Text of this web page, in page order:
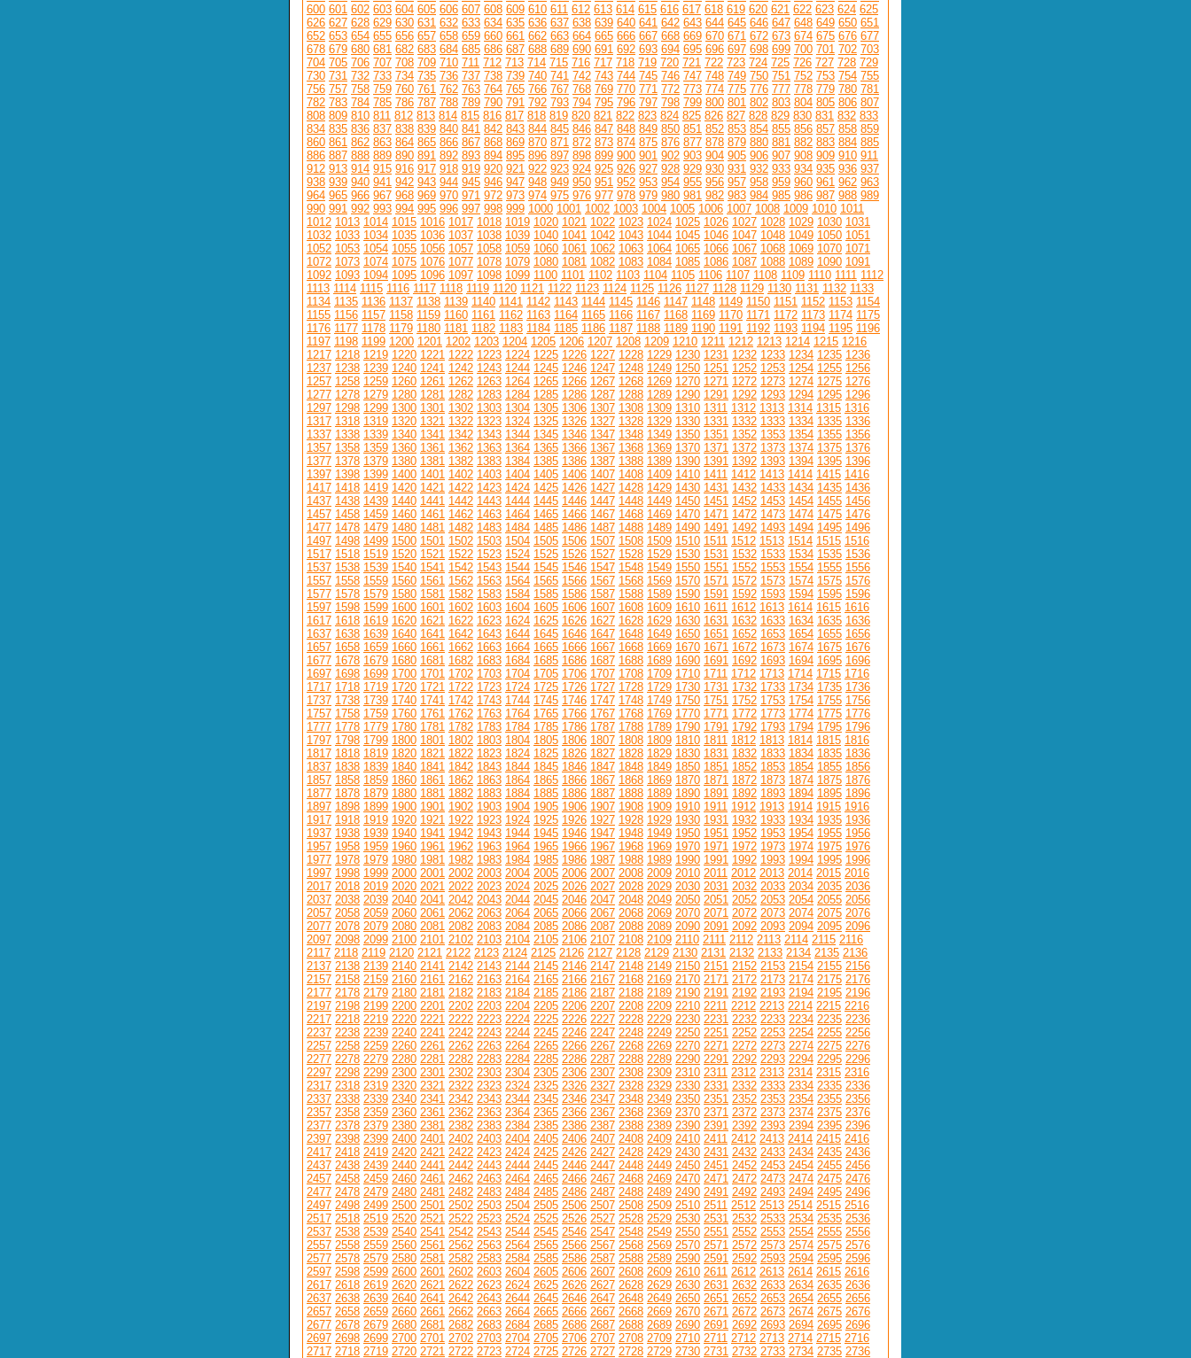
600 601 602 603 604 605 606 607 608 609 610 611 612 613 614 615 616 617 618 619 620 621 622 623 624 625
626 627 628 629 630 631 632 633 634 635 636 637 638 639 640 641 642 643 644 645 646 647 648 649 650 651
652 653 654 655 656 657 658 659 660 661 662 663 664 665 666 667 668 669 670 671 672 673 674 675 676 677
678 679 680 681 682 683 684 685 686 687 688 689 690 691 692 693 694 695 696 697 698 699 700 701 702 703
704 705 706 707 708 709 710 711 712 713 714 715 716 717 718 719 720 721 722 723 724 725 726 727 728 729
730 731 732 733 734 735 736 737 738 739 740 741 742 743 744 745 746 747 748 749 750 751 752 753 754 755
756 757 758 759 760 761 762 763 764 765 766 767 768 769 770 771 772 773 774 775 776 777 778 779 780 781
782 783 784 785 786 787 788 789 790 791 792 793 794 795 796 797 798 799 800 801 802 803 804 805 806 807
808 809 810 811 812 813 814 815 816 817 818 819 820 821 822 823 824 825 826 827 828 829 830 831 832 833
834 835 836 837 838 839 840 841 842 843 844 845 846 847 848 849 850 851 852 853 854 855 856 857 858 859
860 861 862 863 864 865 866 867 868 869 870 871 872 873 874 875 876 877 878 879 880 881 882 883 884 885
886 887 888 889 890 891 892 893 894 895 896 897 898 899 900 901 902 903 904 905 906 907 908 909 910 911
912 913 914 915 916 917 918 919 920 921 922 923 924 925 926 927 928 929 930 931 932 933 934 935 936 937
938 939 940 941 942 943 944 945 946 947 948 949 950 951 952 953 954 955 956 957 958 959 960 961 962 963
964 965 966 967 968 969 970 971 972 973 974 975 976 977 978 979 980 981 982 983 984 985 986 987 988 989
990 991 992 993 994 995 996 997 998 999 1000 1001 1002 1003 1004 1005 1006 1007 1008 1009 1010 1011
1012 1013 1014 1015 1016 1017 1018 1019 1020 1021 1022 1023 1024 1025 1026 1027 1028 1029 1030 1031
1032 1033 1034 1035 1036 1037 1038 1039 1040 1041 1042 1043 1044 1045 1046 1047 1048 1049 1050 1051
1052 1053 1054 1055 1056 1057 1058 1059 1060 1061 1062 1063 1064 1065 1066 1067 1068 1069 1070 1071
1072 1073 1074 1075 1076 1077 1078 1079 1080 1081 1082 1083 1084 1085 1086 1087 1088 1089 1090 1091
1092 1093 1094 1095 1096 1097 1098 1099 1100 1101 1102 1103 1104 1105 1106 1107 1108 1109 1110 1111 1112
1113 1114 1115 1116 1117 1118 1119 1120 1121 1122 1123 1124 1125 1126 1127 1128 1129 1130 1131 1132 1133
1134 1135 1136 1137 1138 1139 1140 1141 1142 1143 1144 1145 1146 1147 1148 1149 1150 1151 1152 1153 1154
1155 1156 1157 1158 1159 1160 1161 1162 1163 1164 1165 1166 1167 1168 1169 1170 1171 1172 1173 1174 1175
1176 1177 1178 1179 1180 1181 1182 1183 1184 1185 1186 1187 1188 1189 1190 1191 1192 1193 1194 1195 1196
1197 1198 1199 1200 1201 1202 1203 1204 1205 1206 1207 1208 1209 1210 1211 1212 1213 1214 1215 1216
1217 1218 1219 1220 1221 1222 1223 1224 1225 1226 1227 1228 1229 1230 1231 1232 1233 1234 1235 1236
1237 1238 1239 1240 1241 1242 1243 1244 1245 1246 1247 1248 1249 1250 1251 1252 1253 1254 1255 1256
1257 1258 1259 1260 1261 1262 1263 1264 1265 1266 1267 1268 1269 1270 1271 1272 1273 1274 1275 1276
1277 1278 1279 1280 1281 1282 1283 1284 1285 1286 1287 1288 1289 1290 1291 1292 1293 1294 1295 1296
1297 1298 1299 1300 1301 1302 1303 1304 1305 1306 1307 1308 1309 1310 1311 1312 1313 1314 1315 1316
1317 1318 1319 1320 1321 1322 1323 1324 1325 1326 1327 1328 1329 1330 1331 1332 1333 1334 1335 1336
1337 1338 1339 1340 1341 1342 1343 1344 1345 1346 1347 1348 1349 1350 1351 1352 1353 1354 1355 1356
1357 1358 1359 1360 1361 1362 1363 1364 1365 1366 1367 1368 1369 1370 1371 1372 1373 1374 1375 1376
1377 1378 1379 1380 1381 1382 1383 1384 1385 1386 1387 1388 1389 1390 1391 1392 1393 1394 1395 1396
1397 1398 1399 1400 1401 1402 1403 1404 1405 1406 1407 1408 1409 1410 1411 1412 1413 1414 1415 1416
1417 1418 1419 1420 1421 1422 1423 1424 1425 1426 1427 1428 1429 1430 1431 1432 1433 1434 1435 1436
1437 1438 1439 1440 1441 1442 1443 1444 1445 1446 1447 1448 1449 1450 1451 1452 1453 1454 1455 1456
1457 1458 1459 1460 1461 1462 1463 1464 1465 1466 1467 1468 1469 1470 1471 1472 1473 1474 1475 1476
1477 1478 1479 1480 1481 1482 1483 1484 1485 1486 1487 1488 1489 1490 1491 1492 1493 1494 1495 1496
1497 1498 1499 1500 1501 1502 1503 1504 1505 1506 1507 1508 1509 1510 1511 1512 1513 1514 1515 1516
1517 1518 1519 1520 1521 1522 1523 1524 1525 1526 1527 1528 1529 1530 1531 1532 1533 1534 1535 1536
1537 1538 1539 1540 1541 1542 1543 1544 1545 1546 1547 1548 1549 1550 1551 1552 1553 1554 1555 1556
1557 1558 1559 1560 1561 1562 1563 1564 1565 1566 1567 1568 1569 1570 1571 1572 1573 1574 1575 1576
1577 1578 1579 1580 1581 1582 1583 1584 1585 1586 1587 1588 1589 1590 1591 1592 1593 1594 1595 1596
1597 1598 1599 1600 1601 1602 1603 1604 1605 1606 1607 1608 1609 1610 1611 1612 1613 1614 1615 1616
1617 1618 1619 1620 1621 1622 1623 1624 1625 1626 1627 1628 1629 1630 1631 1632 1633 1634 1635 1636
1637 1638 1639 1640 1641 1642 1643 1644 1645 1646 1647 1648 1649 1650 1651 1652 1653 1654 1655 1656
1657 1658 1659 1660 1661 1662 1663 1664 1665 1666 1667 1668 1669 1670 1671 1672 1673 1674 1675 1676
1677 1678 1679 1680 1681 1682 1683 1684 1685 1686 1687 1688 1689 1690 1691 1692 1693 1694 1695 1696
1697 1698 1699 1700 1701 1702 1703 1704 1705 1706 1707 1708 1709 1710 1711 1712 1713 1714 1715 1716
1717 1718 1719 1720 1721 1722 1723 1724 1725 1726 1727 1728 1729 1730 1731 1732 1733 1734 1735 1736
1737 1738 1739 1740 1741 1742 1743 1744 1745 1746 1747 1748 1749 1750 1751 1752 1753 1754 1755 1756
1757 1758 1759 1760 1761 1762 1763 1764 1765 1766 1767 1768 1769 1770 1771 1772 1773 1774 1775 1776
1777 1778 1779 1780 1781 1782 1783 1784 1785 1786 1787 1788 1789 1790 1791 1792 1793 1794 1795 1796
1797 1798 1799 1800 1801 1802 1803 1804 1805 1806 1807 1808 1809 1810 1811 1812 1813 1814 1815 1816
1817 1818 1819 1820 1821 1822 1823 1824 1825 1826 1827 1828 1829 1830 1831 1832 1833 1834 1835 1836
1837 1838 1839 1840 1841 1842 1843 1844 1845 1846 1847 1848 1849 1850 1851 1852 1853 1854 1855 1856
1857 1858 1859 1860 1861 1862 1863 1864 1865 1866 1867 1868 1869 1870 1871 1872 1873 1874 1875 1876
1877 1878 1879 1880 1881 1882 1883 1884 1885 1886 1887 1888 1889 1890 1891 1892 1893 1894 1895 1896
1897 1898 1899 1900 1901 1902 1903 1904 1905 1906 1907 1908 1909 1910 1911 1912 1913 1914 1915 1916
1917 1918 1919 1920 1921 1922 1923 1924 1925 1926 1927 1928 1929 1930 1931 1932 1933 1934 1935 1936
1937 1938 1939 1940 1941 1942 1943 1944 1945 1946 1947 1948 1949 1950 1951 1952 1953 1954 1955 1956
1957 1958 1959 1960 1961 1962 1963 1964 1965 1966 1967 1968 1969 1970 1971 1972 1973 1974 1975 1976
1977 1978 1979 1980 1981 1982 1983 1984 1985 1986 1987 1988 1989 1990 1991 1992 1993 1994 1995 1996
1997 1998 1999 2000 2001 2002 2003 2004 2005 2006 2007 2008 2009 2010 2011 2012 2013 2014 2015 2016
2017 2018 2019 2020 2021 2022 2023 2024 2025 2026 2027 2028 2029 2030 2031 2032 2033 2034 2035 2036
2037 2038 2039 2040 2041 2042 2043 2044 2045 2046 2047 2048 2049 2050 2051 2052 2053 2054 2055 2056
2057 2058 2059 2060 2061 2062 2063 2064 2065 2066 2067 2068 2069 2070 2071 2072 2073 2074 2075 2076
2077 2078 2079 2080 2081 2082 2083 2084 2085 2086 2087 2088 2089 2090 2091 2092 2093 2094 2095 2096
2097 2098 2099 2100 2101 2102 2103 2104 2105 2106 2107 2108 2109 2110 2111 2112 2113 2114 2115 2116
2117 2118 2119 2120 2121 2122 2123 2124 2125 2126 2127 2128 2129 2130 2131 2132 2133 2134 2135 2136
2137 2138 2139 2140 2141 2142 2143 2144 2145 2146 2147 2148 2149 2150 2151 2152 2153 2154 2155 2156
2157 2158 2159 2160 2161 2162 2163 2164 2165 2166 2167 2168 2169 2170 2171 2172 2173 2174 2175 2176
2177 2178 2179 2180 2181 2182 2183 2184 2185 2186 2187 2188 2189 2190 2191 2192 2193 2194 2195 2196
2197 2198 2199 2200 2201 2202 2203 2204 2205 2206 2207 2208 2209 2210 2211 2212 2213 2214 2215 2216
2217 2218 2219 2220 2221 2222 2223 2224 2225 2226 2227 2228 2229 2230 2231 2232 2233 2234 2235 2236
2237 2238 2239 2240 2241 2242 2243 2244 2245 2246 2247 2248 2249 2250 2251 2252 2253 2254 2255 2256
2257 2258 2259 2260 2261 2262 2263 2264 2265 2266 2267 2268 2269 2270 2271 2272 2273 2274 2275 2276
2277 2278 2279 2280 2281 2282 2283 2284 2285 2286 2287 2288 2289 2290 2291 2292 2293 2294 2295 2296
2297 2298 2299 2300 2301 2302 2303 2304 2305 2306 2307 2308 2309 2310 2311 2312 2313 2314 2315 2316
2317 2318 2319 2320 2321 2322 2323 2324 2325 2326 2327 2328 2329 2330 2331 2332 2333 2334 2335 2336
2337 2338 2339 2340 2341 2342 2343 2344 2345 2346 2347 2348 2349 2350 2351 2352 2353 2354 2355 2356
2357 2358 2359 2360 2361 2362 2363 2364 2365 2366 2367 2368 2369 2370 2371 2372 2373 2374 2375 2376
2377 2378 2379 2380 2381 2382 2383 2384 2385 2386 2387 2388 2389 2390 2391 2392 2393 2394 2395 2396
2397 2398 2399 2400 2401 2402 2403 2404 2405 2406 2407 2408 2409 2410 2411 2412 2413 2414 2415 2416
2417 2418 2419 2420 2421 2422 2423 2424 2425 2426 2427 2428 2429 2430 2431 2432 2433 2434 2435 2436
2437 2438 2439 2440 2441 2442 2443 2444 2445 2446 2447 2448 2449 2450 2451 2452 2453 2454 2455 2456
2457 2458 2459 2460 2461 2462 2463 2464 2465 2466 2467 2468 2469 2470 2471 2472 2473 2474 2475 2476
2477 2478 2479 2480 2481 2482 2483 2484 2485 2486 2487 2488 2489 2490 2491 2492 2493 2494 2495 2496
2497 2498 2499 2500 2501 2502 2503 2504 2505 2506 2507 2508 2509 2510 2511 2512 2513 2514 2515 2516
2517 2518 2519 2520 2521 2522 2523 2524 2525 2526 2527 2528 2529 2530 2531 2532 2533 2534 2535 2536
2537 2538 2539 2540 2541 2542 2543 2544 2545 2546 2547 2548 2549 2550 2551 2552 2553 2554 2555 2556
2557 2558 2559 2560 2561 2562 2563 2564 2565 2566 2567 2568 2569 2570 2571 2572 2573 2574 2575 2576
2577 2578 2579 2580 2581 2582 2583 2584 2585 2586 2587 2588 2589 2590 2591 2592 2593 2594 2595 2596
2597 2598 2599 2600 2601 2602 2603 2604 2605 2606 2607 2608 2609 2610 2611 2612 2613 2614 2615 2616
2617 2618 2619 2620 2621 2622 2623 2624 2625 2626 2627 2628 2629 2630 2631 2632 2633 2634 2635 2636
2637 2638 2639 2640 2641 2642 2643 2644 2645 2646 2647 2648 2649 2650 2651 2652 2653 2654 2655 2656
2657 2658 2659 2660 2661 2662 2663 2664 2665 2666 2667 2668 2669 2670 2671 2672 2673 2674 2675 2676
2677 2678 2679 2680 2681 2682 2683 2684 2685 2686 2687 2688 2689 2690 2691 2692 2693 2694 2695 2696
2697 2698 2699 2700 2701 2702 2703 2704 2705 2706 2707 2708 2709 2710 2711 2712 2713 2714 2715 2716
2717 2718 2719 2720 2721 2722 2723 2724 2725 2726 2727 2728 2729 2730 2731 2732 2733 2734 2735 2736